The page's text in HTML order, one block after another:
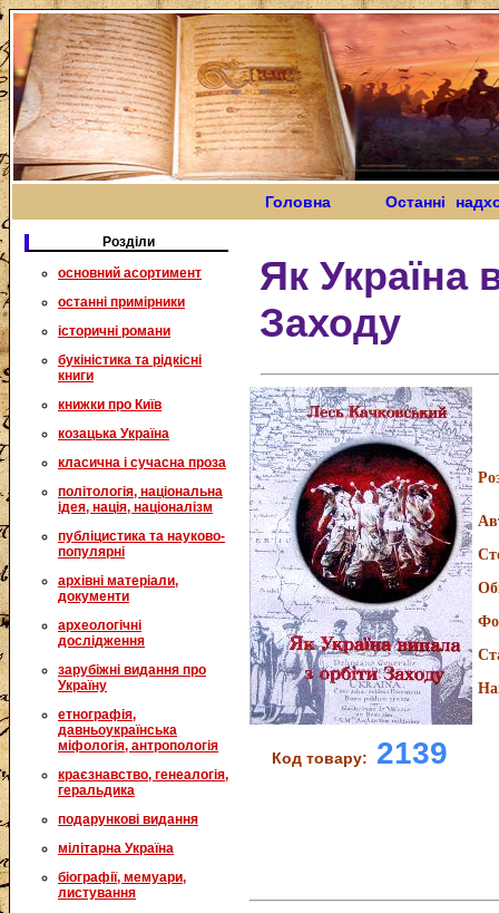
Головна Останні
Розділи
основний асортимент
останні примірники
історичні романи
букіністика та рідкісні
книги
книжки про Київ
козацька Україна
класична і сучасна проза
політологія, національна
ідея, нація, націоналізм
публіцистика та науково-
популярні
архівні матеріали,
документи
археологічні
дослідження
зарубіжні видання про
Україну
етнографія,
давньоукраїнська
міфологія, антропологія
краєзнавство, генеалогія,
геральдика
подарункові видання
мілітарна Україна
біографії, мемуари,
листування
Як Україна
Заходу
Код товару: 2139